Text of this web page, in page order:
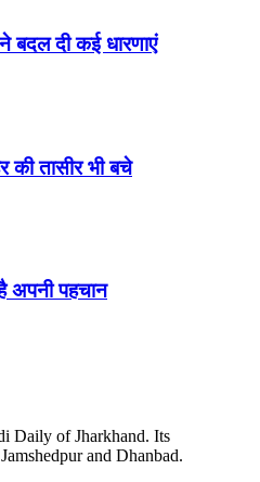
दी कई धारणाएं
तासीर भी बचे
अपनी पहचान
Daily of Jharkhand. Its
and Dhanbad.